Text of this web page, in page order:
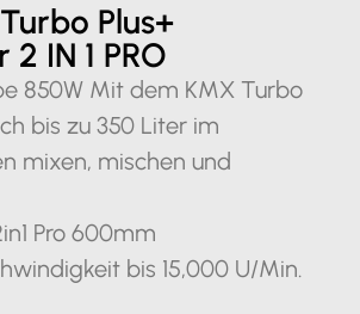
Plus+
IN 1 PRO
850W Mit dem KMX Turbo
bis zu 350 Liter im
mixen, mischen und
Pro 600mm
bis 15,000 U/Min.